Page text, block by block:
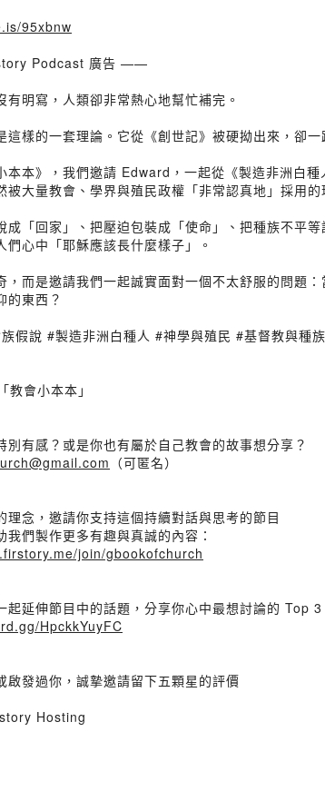
95xbnw
Podcast 廣告 ——
有明寫，人類卻非常熱心地幫忙補完。
這樣的一套理論。它從《創世記》被硬拗出來，卻
本本》，我們邀請 Edward，一起從《製造非洲白
被大量教會、學界與殖民政權「非常認真地」採用的
成「回家」、把壓迫包裝成「使命」、把種族不平
們心中「耶穌應該長什麼樣子」。
，而是邀請我們一起誠實面對一個不太舒服的問題
的東西？
假說 #製造非洲白種人 #神學與殖民 #基督教與種
會小本本」
別有感？或是你也有屬於自己教會的故事想分享？
（可匿名）
理念，邀請你支持這個持續對話與思考的節目
我們製作更多有趣與真誠的內容：
join/gbookofchurch
延伸節目中的話題，分享你心中最想討論的 Top 3
HpckkYuyFC
啟發過你，誠摯邀請留下五顆星的評價
Hosting